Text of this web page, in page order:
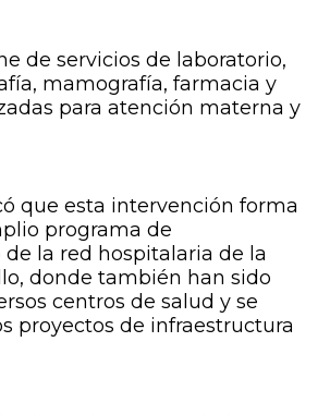
de servicios de laboratorio,
mamografía, farmacia y
para atención materna y
que esta intervención forma
programa de
la red hospitalaria de la
donde también han sido
centros de salud y se
proyectos de infraestructura